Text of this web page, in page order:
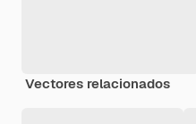
Vectores relacionados